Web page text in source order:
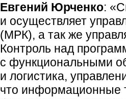
Евгений Юрченко:
и осуществляет
(МРК), а так же
Контроль над
с функциональными
и логистика,
что информационные